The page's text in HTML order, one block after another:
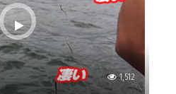
1,512